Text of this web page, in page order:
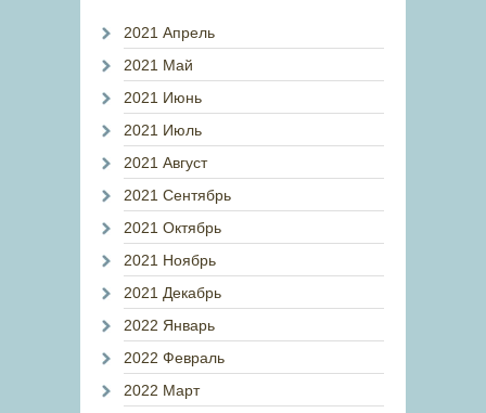
2021 Апрель
2021 Май
2021 Июнь
2021 Июль
2021 Август
2021 Сентябрь
2021 Октябрь
2021 Ноябрь
2021 Декабрь
2022 Январь
2022 Февраль
2022 Март